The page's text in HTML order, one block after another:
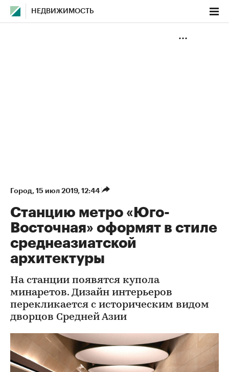
НЕДВИЖИМОСТЬ
Город⁠, 15 июл 2019, 12:44
Станцию метро «Юго-
Восточная» оформят в стиле
среднеазиатской
архитектуры
На станции появятся купола
минаретов. Дизайн интерьеров
перекликается с историческим видом
дворцов Средней Азии